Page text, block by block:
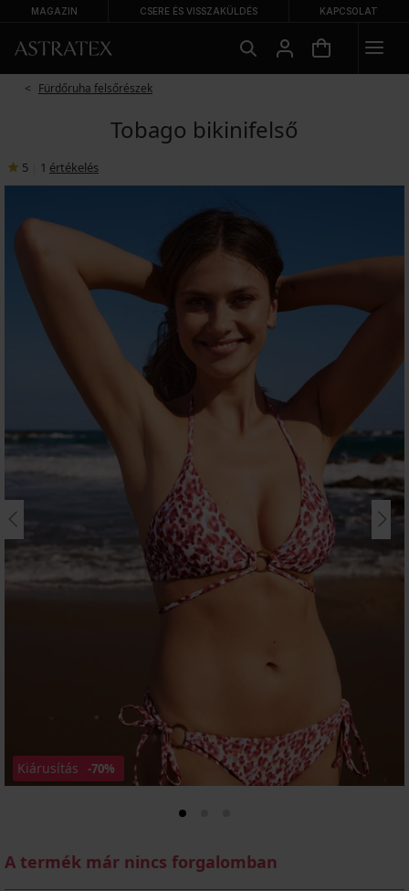
MAGAZIN CSERE ÉS VISSZAKÜLDÉS KAPCSOLAT
Fürdőruha felsőrészek
Tobago bikinifelső
5 1 értékelés
Kiárusítás -70%
A termék már nincs forgalomban